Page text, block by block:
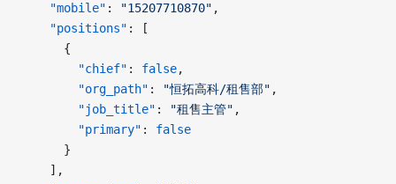
    "mobile"
: "15207710870" ,
    "positions"
: [
      {
        "chief"
: false,
        "org_path"
: "恒拓高科/租售部" ,
        "job_title"
: "租售主管" ,
        "primary"
: false
      }
    ],